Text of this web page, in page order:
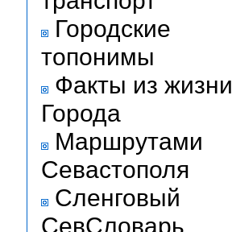
Городские
топонимы
Факты из жизни
Города
Маршрутами
Севастополя
Сленговый
СевСловарь